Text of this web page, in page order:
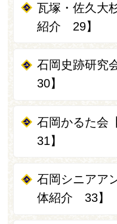
瓦塚・佐久大
紹介 29】
石岡史跡研究
30】
石岡かるた会
31】
石岡シニアア
体紹介 33】